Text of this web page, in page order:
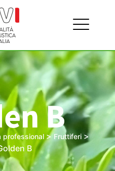
B
professional>Fruttiferi>
B